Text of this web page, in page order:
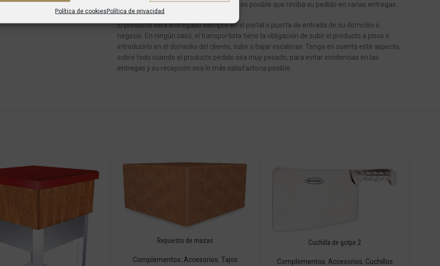
Política de cookiesPolítica de privacidad
En caso de pedidos con varios artículos, es posible que reciba su pedido en varias entregas.
El producto será entregado siempre en el portal o puerta de entrada de su domicilio o
negocio. En ningún caso, el transportista tiene la obligación de subir el producto a pisos o
introducirlo en el domicilio del cliente, subir o bajar escaleras. Tenga en cuenta este aspecto,
sobre todo cuando el producto pedido sea muy pesado, para evitar incidencias en las
entregas y su recepción sea lo más satisfactoria posible.
Repuesto de mazas
Complementos, Accesorios, Tajos
Cuchilla de golpe 2
Complementos, Accesorios, Cuchillos